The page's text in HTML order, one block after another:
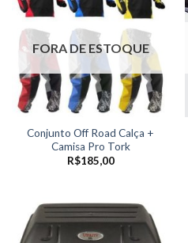
FORA DE ESTOQUE
Conjunto Off Road Calça +
Camisa Pro Tork
R$185,00